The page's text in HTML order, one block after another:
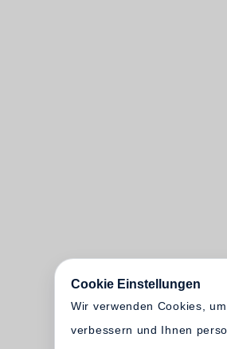
Cookie Einstellungen
Wir verwenden Cookies,
verbessern und Ihnen